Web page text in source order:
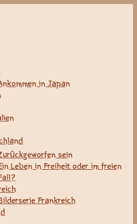
in Japan
sein
Leben in Freiheit oder im freien
Frankreich